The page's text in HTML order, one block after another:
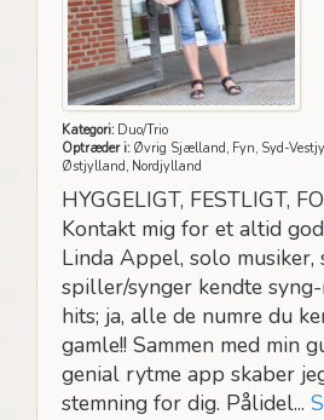
Kategori:Duo/Trio
Optræder i:Øvrig Sjælland, Fyn, Syd-
Østjylland, Nordjylland
HYGGELIGT, FESTLIGT,
Kontakt mig for et altid
Linda Appel, solo musiker,
spiller/synger kendte
hits; ja, alle de numre du
gamle!! Sammen med min
genial rytme app skaber
stemning for dig. Pålidel...